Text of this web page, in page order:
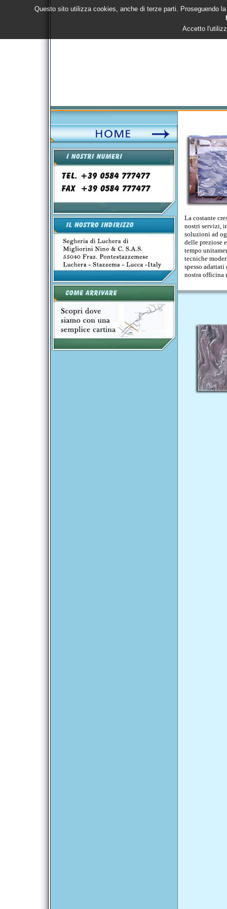
La costante
nostri servizi,
soluzioni ad
delle preziose
tempo
tecniche
spesso
nostra officina
Questo sito utilizza cookies, anche di terze parti. Proseguendo
Accetto